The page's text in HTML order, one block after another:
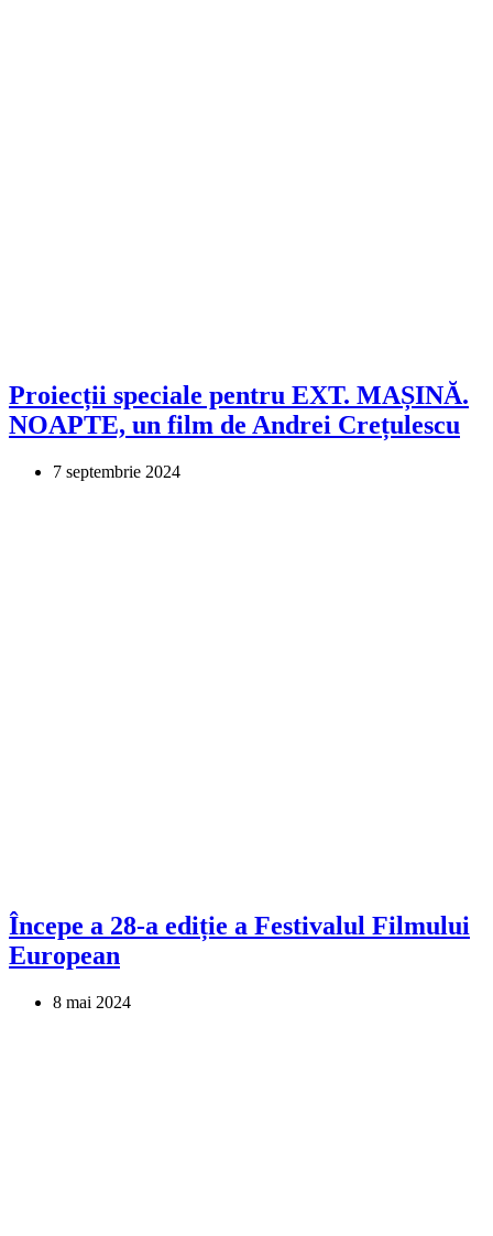
Proiecții speciale pentru EXT. MAȘINĂ.
NOAPTE, un film de Andrei Crețulescu
7 septembrie 2024
Începe a 28-a ediție a Festivalul Filmului
European
8 mai 2024